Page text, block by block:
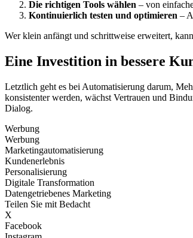
Die richtigen Tools wählen – von
Kontinuierlich testen und optimieren –
Wer klein anfängt und schrittweise erweitert,
Eine Investition in bessere
Letztlich geht es bei Automatisierung darum,
konsistenter werden, wächst Vertrauen und
Dialog.
Werbung
Werbung
Marketingautomatisierung
Kundenerlebnis
Personalisierung
Digitale Transformation
Datengetriebenes Marketing
Teilen Sie mit Bedacht
X
Facebook